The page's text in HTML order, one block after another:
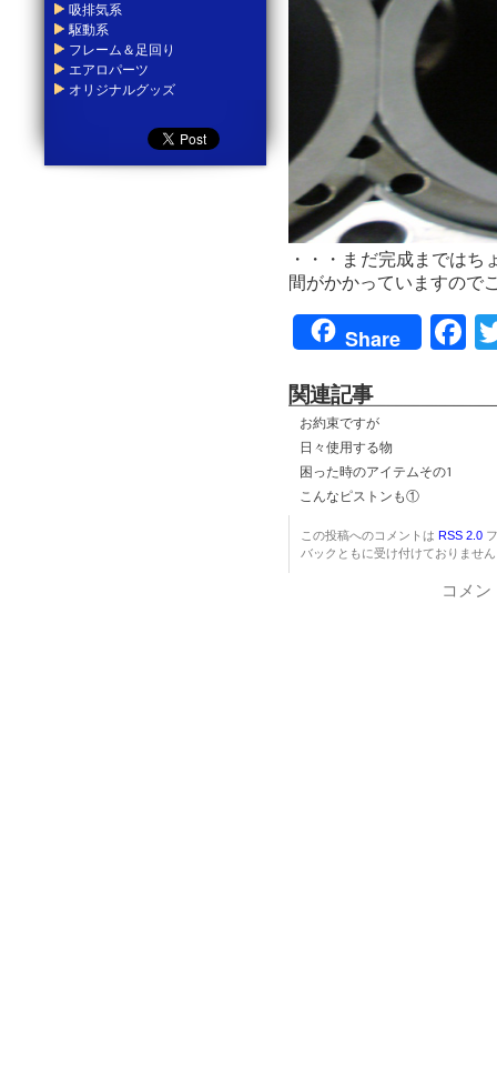
・・・まだ完成までは
間がかかっていますので
Share
関連記事
お約束ですが
日々使用する物
困った時のアイテムその1
こんなピストンも①
この投稿へのコメントはRSS 2.0
バックともに受け付けておりませ
コメン
吸排気系
駆動系
フレーム＆足回り
エアロパーツ
オリジナルグッズ